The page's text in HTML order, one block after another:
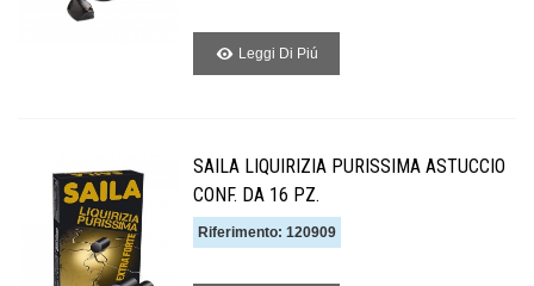
Leggi Di Piú
SAILA LIQUIRIZIA PURISSIMA ASTUCCIO
CONF. DA 16 PZ.
Riferimento: 120909